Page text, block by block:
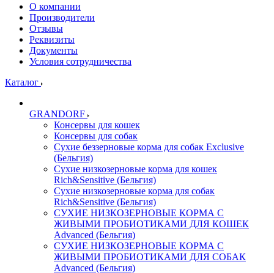
О компании
Производители
Отзывы
Реквизиты
Документы
Условия сотрудничества
Каталог
GRANDORF
Консервы для кошек
Консервы для собак
Сухие беззерновые корма для собак Exclusive
(Бельгия)
Сухие низкозерновые корма для кошек
Rich&Sensitive (Бельгия)
Сухие низкозерновые корма для собак
Rich&Sensitive (Бельгия)
СУХИЕ НИЗКОЗЕРНОВЫЕ КОРМА С
ЖИВЫМИ ПРОБИОТИКАМИ ДЛЯ КОШЕК
Advanced (Бельгия)
СУХИЕ НИЗКОЗЕРНОВЫЕ КОРМА С
ЖИВЫМИ ПРОБИОТИКАМИ ДЛЯ СОБАК
Advanced (Бельгия)